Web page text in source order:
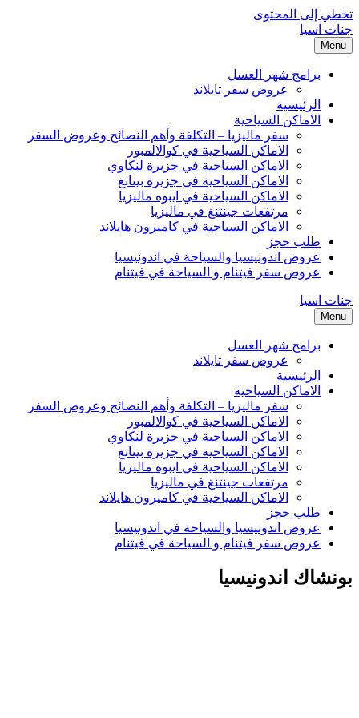
تخطي إلى المحتوى
جنات اسيا
Menu
برامج شهر العسل
عروض سفر تايلاند
الرئيسية
الاماكن السياحية
سفر ماليزيا – التكلفة وأهم النصائح وعروض السفر
الاماكن السياحية في كوالالمبور
الاماكن السياحية في جزيرة لنكاوي
الاماكن السياحية في جزيرة بينانغ
الاماكن السياحية في ايبوه ماليزيا
مرتفعات جينتنغ في ماليزيا
الاماكن السياحية في كاميرون هايلاند
طلب حجز
عروض اندونيسيا والسياحة في اندونيسيا
عروض سفر فيتنام و السياحة في فيتنام
جنات اسيا
Menu
برامج شهر العسل
عروض سفر تايلاند
الرئيسية
الاماكن السياحية
سفر ماليزيا – التكلفة وأهم النصائح وعروض السفر
الاماكن السياحية في كوالالمبور
الاماكن السياحية في جزيرة لنكاوي
الاماكن السياحية في جزيرة بينانغ
الاماكن السياحية في ايبوه ماليزيا
مرتفعات جينتنغ في ماليزيا
الاماكن السياحية في كاميرون هايلاند
طلب حجز
عروض اندونيسيا والسياحة في اندونيسيا
عروض سفر فيتنام و السياحة في فيتنام
بونشاك اندونيسيا